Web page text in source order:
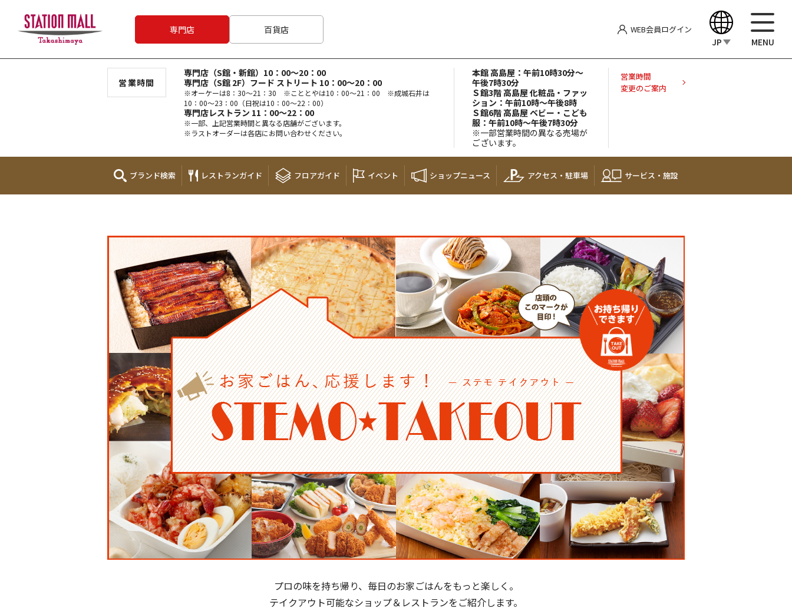
専門店 百貨店 WEB会員ログイン
JP
Japanese
MENU
営業時間
専門店（S館・新館）10：00～20：00
専門店（S館 2F）フード ストリート 10：00～20：00
※オーケーは8：30～21：30 ※こととやは10：00～21：00 ※成城石井は
10：00～23：00（日祝は10：00～22：00）
専門店レストラン 11：00～22：00
※一部、上記営業時間と異なる店舗がございます。
※ラストオーダーは各店にお問い合わせください。
本館 高島屋：午前10時30分～
午後7時30分
Ｓ館3階 高島屋 化粧品・ファッ
ション：午前10時～午後8時
Ｓ館6階 高島屋 ベビー・こども
服：午前10時～午後7時30分
※一部営業時間の異なる売場が
ございます。
営業時間
変更のご案内
ブランド検索 レストランガイド フロアガイド イベント ショップニュース アクセス・ 駐車場 サービス・施設
プロの味を持ち帰り、毎日のお家ごはんをもっと楽しく。
テイクアウト可能なショップ＆レストランをご紹介します。